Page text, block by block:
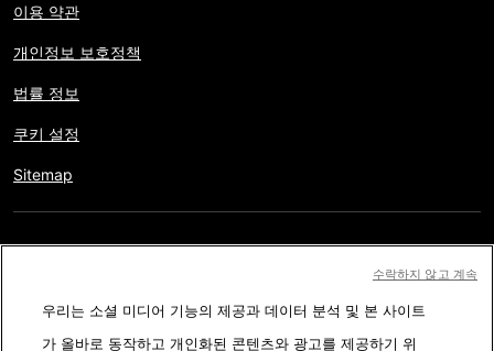
이용 약관
개인정보 보호정책
법률 정보
쿠키 설정
Sitemap
AFP와 계약 없이 저작물의 일부나 전체를 복사, 출판, 방송하는 것은
우리는 소셜 미디어 기능의 제공과 데이터 분석 및 본 사이트
가 올바로 동작하고 개인화된 콘텐츠와 광고를 제공하기 위
수락하지 않고 계속